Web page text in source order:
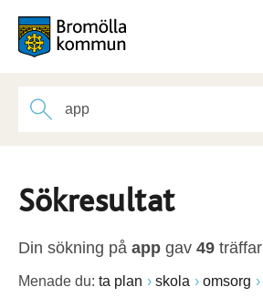
Sökresultat
Din sökning på app gav 49 träffar
Menade du: ta plan skola omsorg